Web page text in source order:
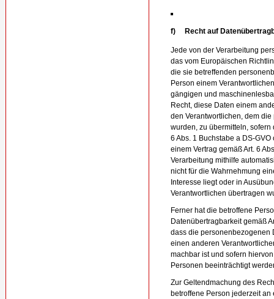
f) Recht auf
Jede von der Verarbeitung
das vom Europäischen
die sie betreffenden
Person einem
gängigen und
Recht, diese Daten einem
den Verantwortlichen, dem
wurden, zu übermitteln,
6 Abs. 1 Buchstabe a DS-
einem Vertrag gemäß Art. 6
Verarbeitung mithilfe
nicht für die Wahrnehmung
Interesse liegt oder in
Verantwortlichen übertragen
Ferner hat die betroffene
Datenübertragbarkeit gemäß
dass die personenbezogenen
einen anderen
machbar ist und sofern
Personen beeinträchtigt
Zur Geltendmachung des
betroffene Person jederzeit an